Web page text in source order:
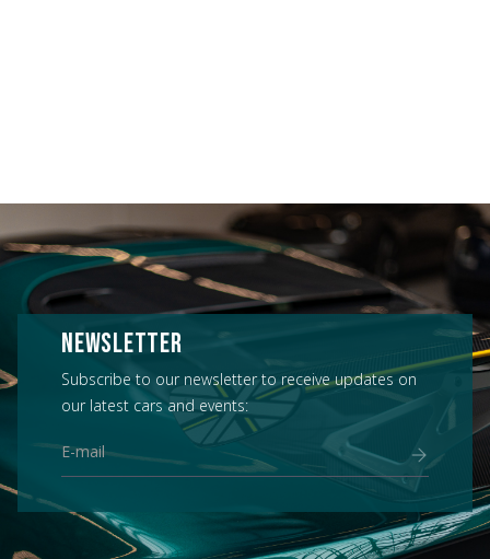
NEWSLETTER
Subscribe to our newsletter to receive updates on
our latest cars and events: